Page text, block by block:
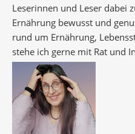
Leserinnen und Leser dabei
Ernährung bewusst und
rund um Ernährung,
stehe ich gerne mit Rat und